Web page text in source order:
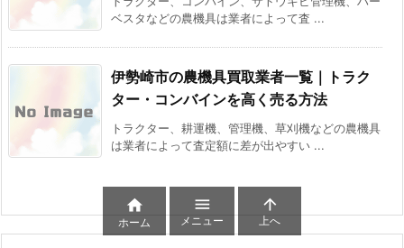
ベスタなどの農機具は業者によって査 ...
伊勢崎市の農機具買取業者一覧｜トラク
ター・コンバインを高く売る方法
トラクター、耕運機、管理機、草刈機などの農機具
は業者によって査定額に差が出やすい ...

ホーム

メニュー

上へ